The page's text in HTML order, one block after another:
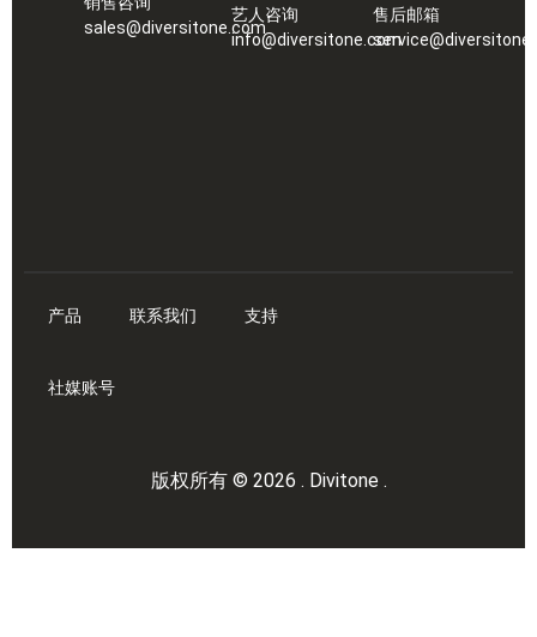
sales@diversitone.com
艺人咨询
info@diversitone.com
售后邮箱
产品 联系我们 支持
社媒账号
版权所有 © 2026 . Divitone .